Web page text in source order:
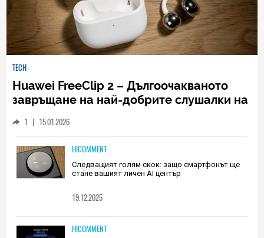
TECH
Huawei FreeClip 2 – Дългоочакваното
завръщане на най-добрите слушалки на
1 | 15.01.2026
HICOMMENT
Следващият голям скок: защо смартфонът ще
стане вашият личен AI център
19.12.2025
HICOMMENT